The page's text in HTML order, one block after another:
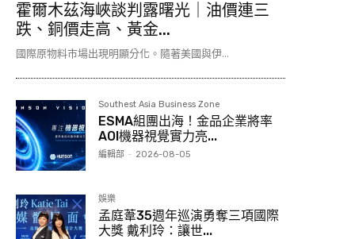
霍爾木茲海峽談判露曙光｜油價連三
跌、銅價走高、黃金...
國際原物料市場出現明顯分化。隨著美國與伊...
Southest Asia Business Zone
ESMA組團出海！金品企業將率
AOI機器視覺實力亮...
編輯部 - 2026-08-05
娛樂
孟庭葦35週年巡演勇奪三項國際
大獎 戴利玲：讓世...